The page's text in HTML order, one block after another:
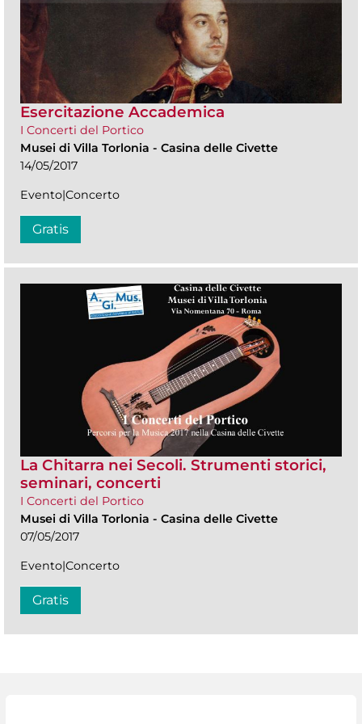
Esercitazione Accademica
I Concerti del Portico
Musei di Villa Torlonia - Casina delle Civette
14/05/2017
Evento|Concerto
Gratis
La Chitarra nei Secoli. Strumenti storici,
seminari, concerti
I Concerti del Portico
Musei di Villa Torlonia - Casina delle Civette
07/05/2017
Evento|Concerto
Gratis